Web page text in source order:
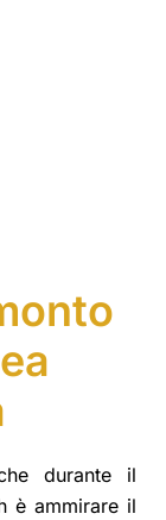
durante il
è ammirare il